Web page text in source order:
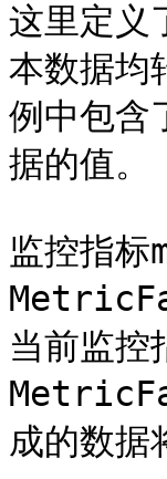
这里定义
本数据
例中包含
据的值。
监控指标
当前监控
成的数